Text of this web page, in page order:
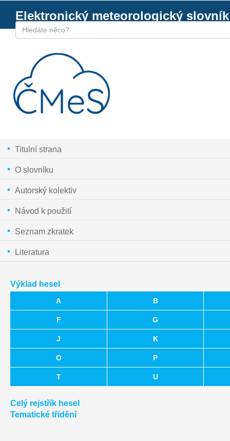
Elektronický meteorologický slovník
Titulní strana
O slovníku
Autorský kolektiv
Návod k použití
Seznam zkratek
Literatura
Výklad hesel
A B
F G
J K
O P
T U
Celý rejstřík hesel
Tematické třídění